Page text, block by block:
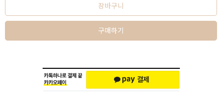
장바구니
구매하기